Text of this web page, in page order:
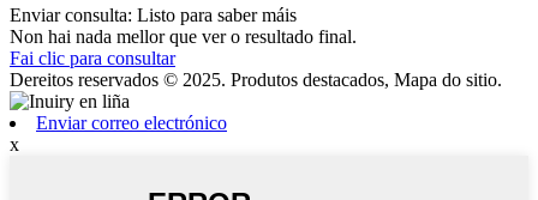
Enviar consulta: Listo para saber máis
Non hai nada mellor que ver o resultado final.
Fai clic para consultar
Dereitos reservados © 2025. Produtos destacados, Mapa do sitio.
Enviar correo electrónico
x